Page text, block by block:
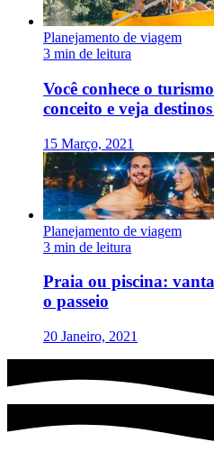
Planejamento de viagem
3 min de leitura
Você conhece o
conceito e veja
15 Março, 2021
Planejamento de viagem
3 min de leitura
Praia ou piscina:
o passeio
20 Janeiro, 2021